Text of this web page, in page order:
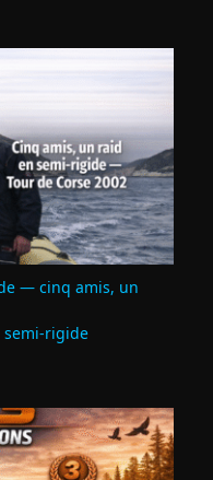
— cinq amis, un
semi-rigide